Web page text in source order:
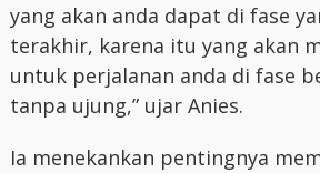
yang akan anda dapat di fase
terakhir, karena itu yang akan
untuk perjalanan anda di fase
tanpa ujung,” ujar Anies.
Ia menekankan pentingnya